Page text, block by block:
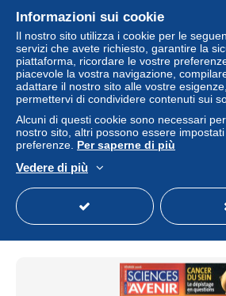
Sciences et Avenir N° 711 mai
scorpions , pilule de l'oubli ,
Informazioni sui cookie
Il nostro sito utilizza i cookie per le
servizi che avete richiesto, garantire la
piattaforma, ricordare le vostre
piacevole la vostra navigazione,
adattare il nostro sito alle vostre
permettervi di condividere contenuti sui
Alcuni di questi cookie sono necessari
nostro sito, altri possono essere
preferenze. Per saperne di più
Vedere di più